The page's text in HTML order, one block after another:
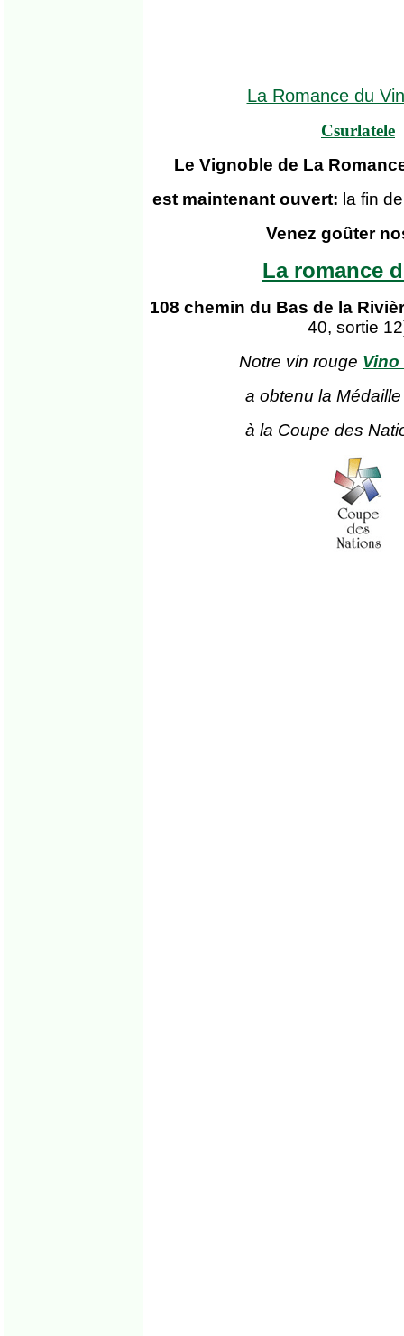
La Romance du Vin
Csurlatele
Le Vignoble de La
est maintenant ouvert: la fin
Venez goûter
La romance
108 chemin du Bas de la
40, sortie
Notre vin rouge Vino
a obtenu la
à la Coupe des